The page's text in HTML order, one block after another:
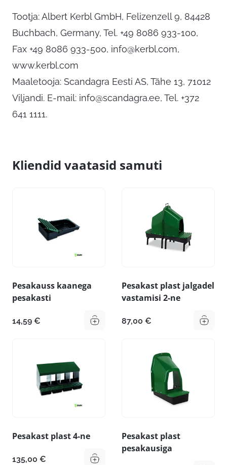
Tootja: Albert Kerbl GmbH, Felizenzell 9, 84428
Buchbach, Germany, Tel. +49 8086 933-100,
Fax +49 8086 933-500, info@kerbl.com,
www.kerbl.com
Maaletooja: Scandagra Eesti AS, Tähe 13, 71012
Viljandi. E-mail: info@scandagra.ee, Tel. +372
641 1111.
Kliendid vaatasid samuti
Pesakauss kaanega
pesakasti
14,59 €
Pesakast plast jalgadel
vastamisi 2-ne
87,00 €
Pesakast plast 4-ne
135,00 €
Pesakast plast
pesakausiga